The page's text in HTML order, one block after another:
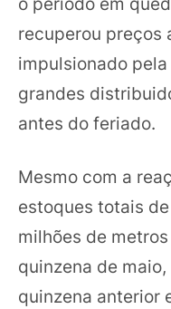
recuperou preços
impulsionado
grandes
antes do feriado.
Mesmo com a
estoques totais
milhões de
quinzena de
quinzena anterior